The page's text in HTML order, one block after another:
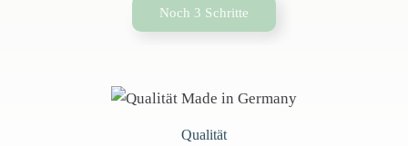
Noch 3 Schritte
Qualität